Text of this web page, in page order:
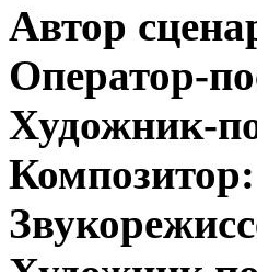
Автор
Оператор-
Художник-
Композитор: